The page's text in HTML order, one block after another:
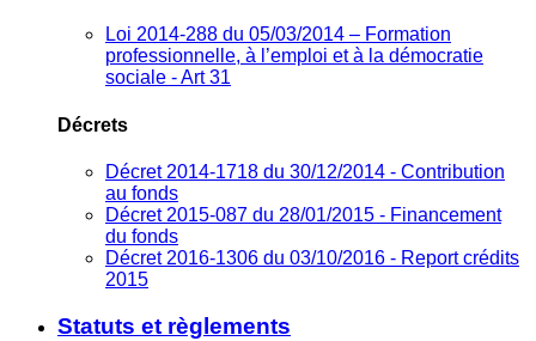
Loi 2014-288 du 05/03/2014 – Formation
professionnelle, à l’emploi et à la démocratie
sociale - Art 31
Décrets
Décret 2014-1718 du 30/12/2014 - Contribution
au fonds
Décret 2015-087 du 28/01/2015 - Financement
du fonds
Décret 2016-1306 du 03/10/2016 - Report crédits
2015
Statuts et règlements